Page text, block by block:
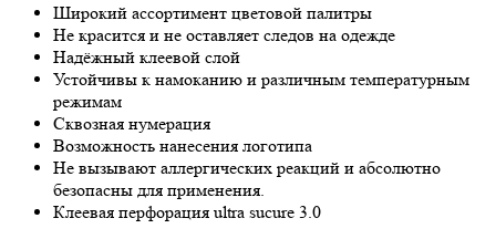
Широкий ассортимент цветовой палитры
Не красится и не оставляет следов на одежде
Надёжный клеевой слой
Устойчивы к намоканию и различным температурным
режимам
Сквозная нумерация
Возможность нанесения логотипа
Не вызывают аллергических реакций и абсолютно
безопасны для применения.
Клеевая перфорация ultra sucure 3.0